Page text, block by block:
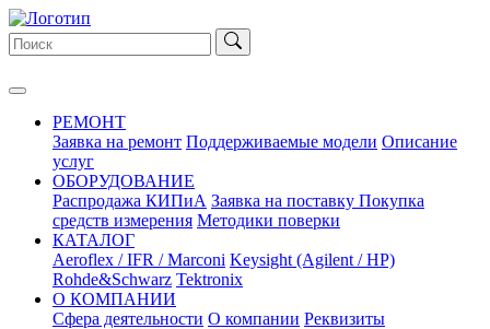
РЕМОНТ
Заявка на ремонт Поддерживаемые модели Описание
услуг
ОБОРУДОВАНИЕ
Распродажа КИПиА Заявка на поставку Покупка
средств измерения Методики поверки
КАТАЛОГ
Aeroflex / IFR / Marconi Keysight (Agilent / HP)
Rohde&Schwarz Tektronix
О КОМПАНИИ
Сфера деятельности О компании Реквизиты